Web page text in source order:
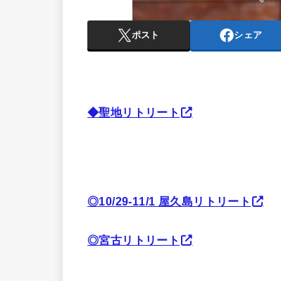
ポスト シェア
◆聖地リトリート
◎10/29-11/1 屋久島リトリート
◎宮古リトリート